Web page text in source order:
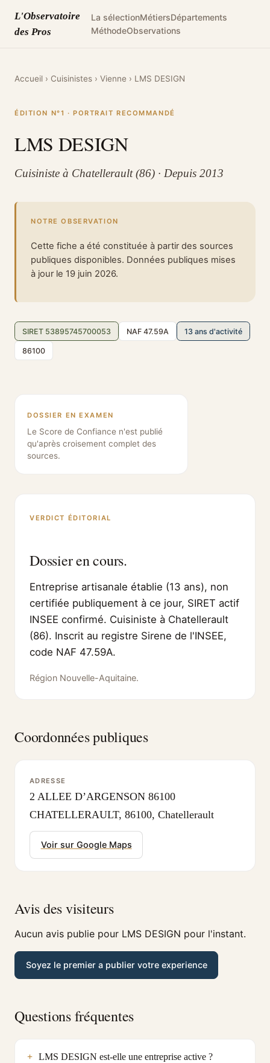
L'Observatoire
des Pros
La sélectionMétiersDépartements
MéthodeObservations
Accueil › Cuisinistes › Vienne › LMS DESIGN
ÉDITION N°1 · PORTRAIT RECOMMANDÉ
LMS DESIGN
Cuisiniste à Chatellerault (86) · Depuis 2013
NOTRE OBSERVATION
Cette fiche a été constituée à partir des sources
publiques disponibles. Données publiques mises
à jour le 19 juin 2026.
SIRET 53895745700053 NAF 47.59A 13 ans d'activité
86100
DOSSIER EN EXAMEN
Le Score de Confiance n'est publié
qu'après croisement complet des
sources.
VERDICT ÉDITORIAL
Dossier en cours.
Entreprise artisanale établie (13 ans), non
certifiée publiquement à ce jour, SIRET actif
INSEE confirmé. Cuisiniste à Chatellerault
(86). Inscrit au registre Sirene de l'INSEE,
code NAF 47.59A.
Région Nouvelle-Aquitaine.
Coordonnées publiques
ADRESSE
2 ALLEE D’ARGENSON 86100
CHATELLERAULT, 86100, Chatellerault
Voir sur Google Maps
Avis des visiteurs
Aucun avis publie pour LMS DESIGN pour l'instant.
Soyez le premier a publier votre experience
Questions fréquentes
LMS DESIGN est-elle une entreprise active ?